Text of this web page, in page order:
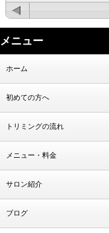
メニュー
ホーム
初めての方へ
トリミングの流れ
メニュー・料金
サロン紹介
ブログ